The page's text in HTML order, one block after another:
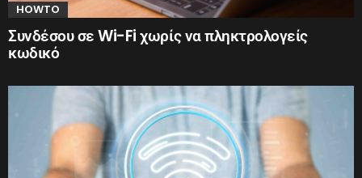
HOWTO
Συνδέσου σε Wi-Fi χωρίς να πληκτρολογείς
κωδικό